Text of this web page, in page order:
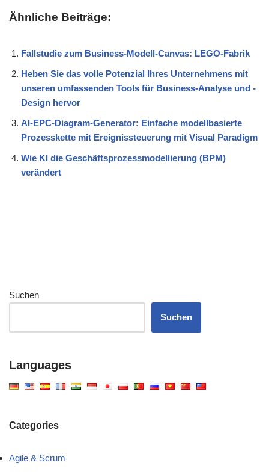
Ähnliche Beiträge:
Fallstudie zum Business-Modell-Canvas: LEGO-Fabrik
Heben Sie das volle Potenzial Ihres Unternehmens mit
unseren umfassenden Tools für Business-Analyse und -
Design hervor
AI-EPC-Diagram-Generator: Einfache modellbasierte
Prozesskette mit Ereignissteuerung mit Visual Paradigm
Wie KI die Geschäftsprozessmodellierung (BPM)
verändert
Suchen
Suchen
Languages
Categories
Agile & Scrum